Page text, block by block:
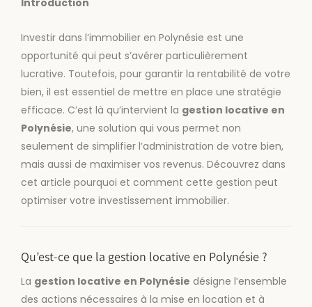
Introduction
Investir dans l’immobilier en Polynésie est une
opportunité qui peut s’avérer particulièrement
lucrative. Toutefois, pour garantir la rentabilité de votre
bien, il est essentiel de mettre en place une stratégie
efficace. C’est là qu’intervient la gestion locative en
Polynésie, une solution qui vous permet non
seulement de simplifier l’administration de votre bien,
mais aussi de maximiser vos revenus. Découvrez dans
cet article pourquoi et comment cette gestion peut
optimiser votre investissement immobilier.
Qu’est-ce que la gestion locative en Polynésie ?
La gestion locative en Polynésie désigne l’ensemble
des actions nécessaires à la mise en location et à